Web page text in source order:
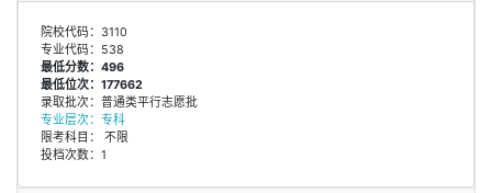
院校代码：3110
专业代码：538
最低分数：496
最低位次：177662
录取批次：普通类平行志愿批
专业层次：专科
限考科目： 不限
投档次数：1